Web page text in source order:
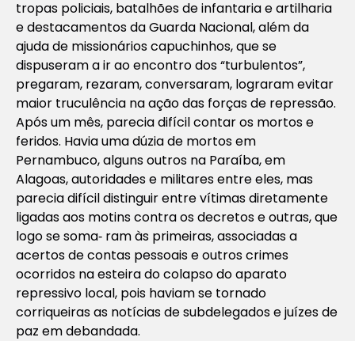
tropas policiais, batalhões de infantaria e artilharia
e destacamentos da Guarda Nacional, além da
ajuda de missionários capuchinhos, que se
dispuseram a ir ao encontro dos “turbulentos”,
pregaram, rezaram, conversaram, lograram evitar
maior truculência na ação das forças de repressão.
Após um mês, parecia difícil contar os mortos e
feridos. Havia uma dúzia de mortos em
Pernambuco, alguns outros na Paraíba, em
Alagoas, autoridades e militares entre eles, mas
parecia difícil distinguir entre vítimas diretamente
ligadas aos motins contra os decretos e outras, que
logo se soma‐ ram às primeiras, associadas a
acertos de contas pessoais e outros crimes
ocorridos na esteira do colapso do aparato
repressivo local, pois haviam se tornado
corriqueiras as notícias de subdelegados e juízes de
paz em debandada.